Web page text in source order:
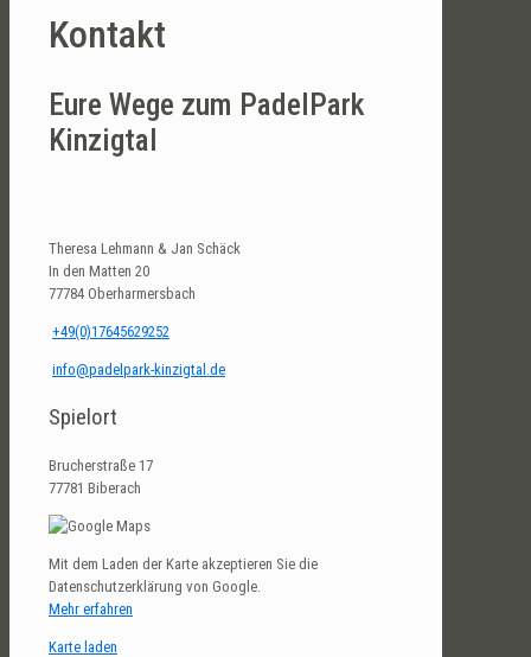
Kontakt
Eure Wege zum PadelPark
Kinzigtal
Theresa Lehmann & Jan Schäck
In den Matten 20
77784 Oberharmersbach
+49(0)17645629252
info@padelpark-kinzigtal.de
Spielort
Brucherstraße 17
77781 Biberach
Mit dem Laden der Karte akzeptieren Sie die
Datenschutzerklärung von Google.
Mehr erfahren
Karte laden